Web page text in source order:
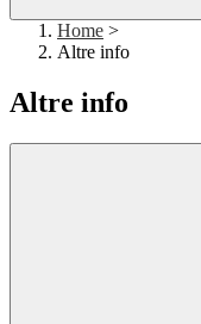
Home >
Altre info
Altre info